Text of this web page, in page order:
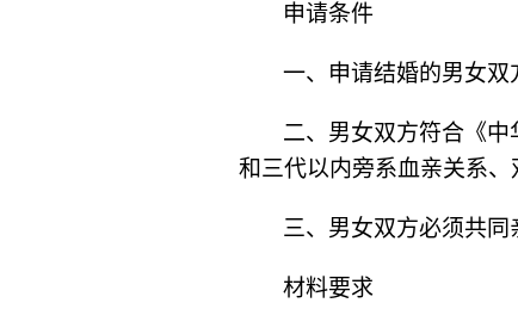
申请条件
一、申请结婚的男女双
二、男女双方符合《
和三代以内旁系血亲关系、
三、男女双方必须共同
材料要求